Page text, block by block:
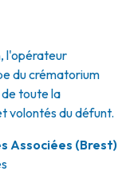
l'opérateur
du crématorium
de toute la
volontés du défunt.
Associées (Brest)